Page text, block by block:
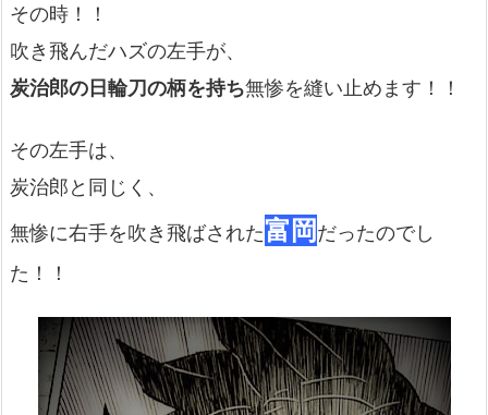
その時！！
吹き飛んだハズの左手が、
炭治郎の日輪刀の柄を持ち無惨を縫い止めます！！
その左手は、
炭治郎と同じく、
無惨に右手を吹き飛ばされた富岡 だったのでし
た！！